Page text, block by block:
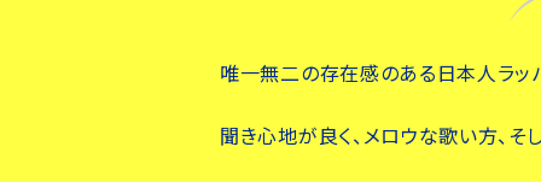
唯一無二の存在感のある日本人ラッ
聞き心地が良く、メロウな歌い方、